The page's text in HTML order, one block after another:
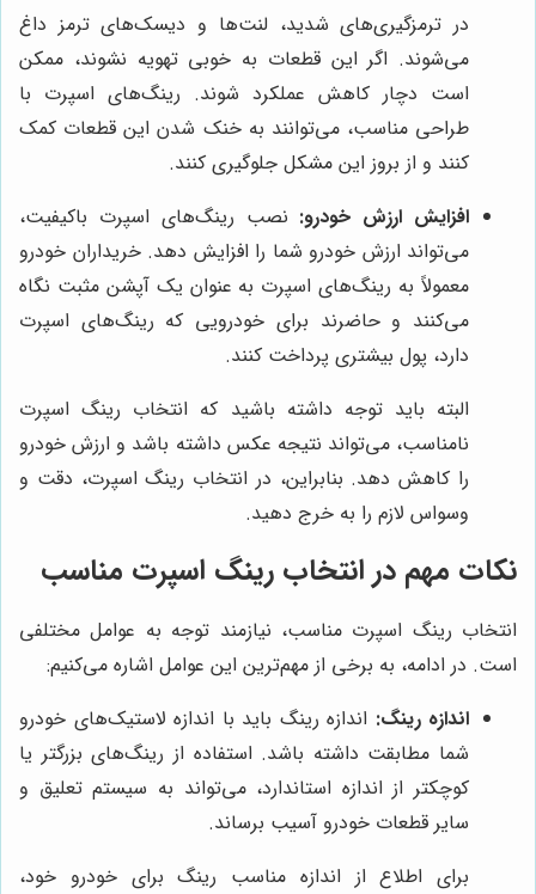
در ترمزگیری‌های شدید، لنت‌ها و دیسک‌های ترمز داغ
می‌شوند. اگر این قطعات به خوبی تهویه نشوند، ممکن
است دچار کاهش عملکرد شوند. رینگ‌های اسپرت با
طراحی مناسب، می‌توانند به خنک شدن این قطعات کمک
کنند و از بروز این مشکل جلوگیری کنند.
افزایش ارزش خودرو: نصب رینگ‌های اسپرت باکیفیت،
می‌تواند ارزش خودرو شما را افزایش دهد. خریداران خودرو
معمولاً به رینگ‌های اسپرت به عنوان یک آپشن مثبت نگاه
می‌کنند و حاضرند برای خودرویی که رینگ‌های اسپرت
دارد، پول بیشتری پرداخت کنند.
البته باید توجه داشته باشید که انتخاب رینگ اسپرت
نامناسب، می‌تواند نتیجه عکس داشته باشد و ارزش خودرو
را کاهش دهد. بنابراین، در انتخاب رینگ اسپرت، دقت و
وسواس لازم را به خرج دهید.
نکات مهم در انتخاب رینگ اسپرت مناسب
انتخاب رینگ اسپرت مناسب، نیازمند توجه به عوامل مختلفی
است. در ادامه، به برخی از مهم‌ترین این عوامل اشاره می‌کنیم:
اندازه رینگ: اندازه رینگ باید با اندازه لاستیک‌های خودرو
شما مطابقت داشته باشد. استفاده از رینگ‌های بزرگتر یا
کوچکتر از اندازه استاندارد، می‌تواند به سیستم تعلیق و
سایر قطعات خودرو آسیب برساند.
برای اطلاع از اندازه مناسب رینگ برای خودرو خود،